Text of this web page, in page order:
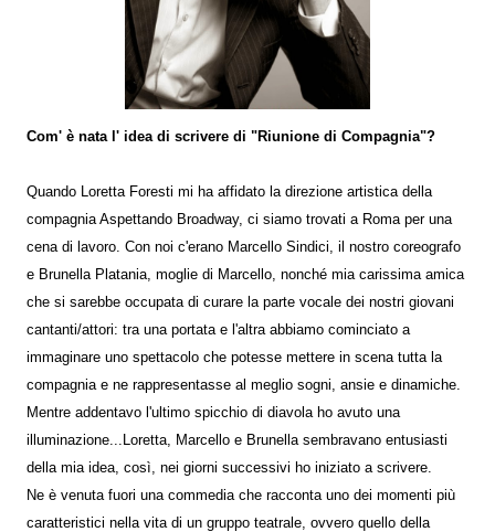
Com' è nata l' idea di scrivere di "Riunione di Compagnia"?
Quando Loretta Foresti mi ha affidato la direzione artistica della
compagnia Aspettando Broadway, ci siamo trovati a Roma per una
cena di lavoro. Con noi c'erano Marcello Sindici, il nostro coreografo
e Brunella Platania, moglie di Marcello, nonché mia carissima amica
che si sarebbe occupata di curare la parte vocale dei nostri giovani
cantanti/attori: tra una portata e l'altra abbiamo cominciato a
immaginare uno spettacolo che potesse mettere in scena tutta la
compagnia e ne rappresentasse al meglio sogni, ansie e dinamiche.
Mentre addentavo l'ultimo spicchio di diavola ho avuto una
illuminazione...Loretta, Marcello e Brunella sembravano entusiasti
della mia idea, così, nei giorni successivi ho iniziato a scrivere.
Ne è venuta fuori una commedia che racconta uno dei momenti più
caratteristici nella vita di un gruppo teatrale, ovvero quello della